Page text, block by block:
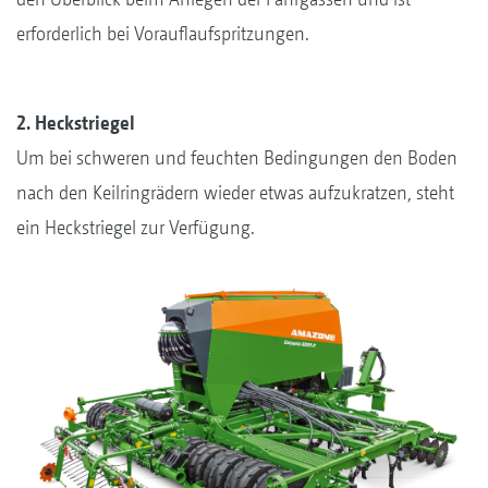
erforderlich bei Vorauflaufspritzungen.
2. Heckstriegel
Um bei schweren und feuchten Bedingungen den Boden
nach den Keilringrädern wieder etwas aufzukratzen, steht
ein Heckstriegel zur Verfügung.